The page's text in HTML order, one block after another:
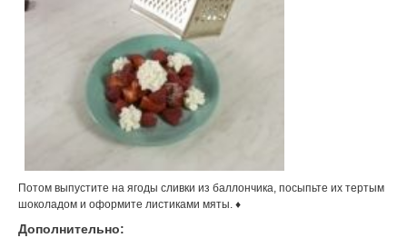
Потом выпустите на ягоды сливки из баллончика, посыпьте их тертым
шоколадом и оформите листиками мяты. ♦
Дополнительно: